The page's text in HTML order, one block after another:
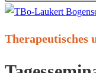
Website
Therapeutisches